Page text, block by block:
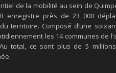
de la mobilité au sein de
enregistre près de 23 000
du territoire. Composé d’une
les 14 communes de
total, ce sont plus de 5